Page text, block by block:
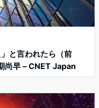
と言われたら（前
尚早 – CNET Japan